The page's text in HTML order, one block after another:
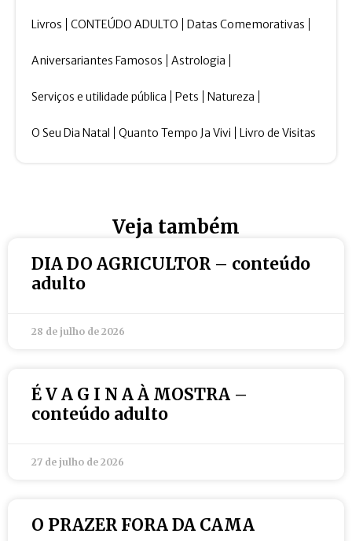
Livros CONTEÚDO ADULTO Datas Comemorativas
Aniversariantes Famosos Astrologia
Serviços e utilidade pública Pets Natureza
O Seu Dia Natal Quanto Tempo Ja Vivi Livro de Visitas
Veja também
DIA DO AGRICULTOR – conteúdo
adulto
28 de julho de 2026
É V A G I N A À MOSTRA –
conteúdo adulto
27 de julho de 2026
O PRAZER FORA DA CAMA